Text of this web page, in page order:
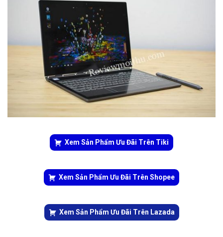
Xem Sản Phẩm Ưu Đãi Trên Tiki
Xem Sản Phẩm Ưu Đãi Trên Shopee
Xem Sản Phẩm Ưu Đãi Trên Lazada